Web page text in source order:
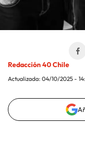
Redacción 40 Chile
Actualizada: 04/10/2025 -